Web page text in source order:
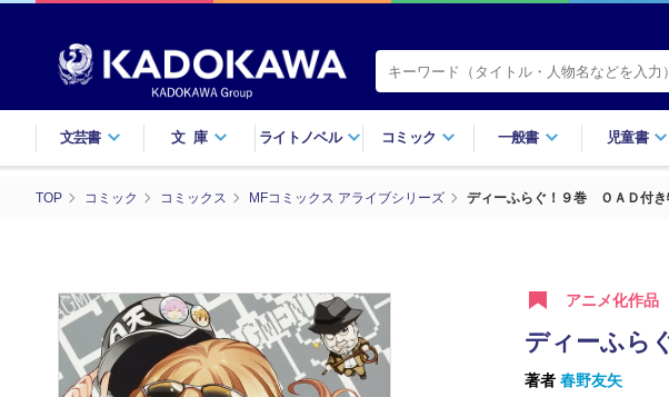
文芸書 文庫 ライトノベル コミック 一般書 児童書
TOP コミック コミックス MFコミックス アライブシリーズ ディーふらぐ！９巻 ＯＡＤ付き
アニメ化作品
ディーふら
著者 春野友矢